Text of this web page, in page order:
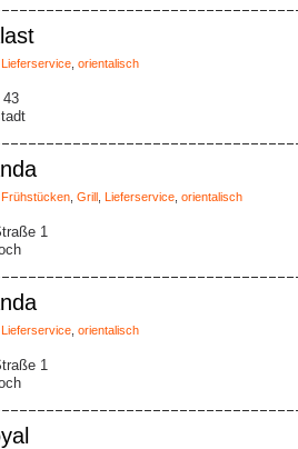
Lieferservice orientalisch
43
Frühstücken Grill Lieferservice orientalisch
1
Lieferservice orientalisch
1